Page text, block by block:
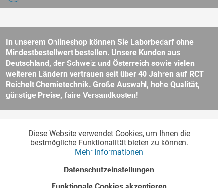
In unserem Onlineshop können Sie Laborbedarf ohne
Mindestbestellwert bestellen. Unsere Kunden aus
Deutschland, der Schweiz und Österreich sowie vielen
weiteren Ländern vertrauen seit über 40 Jahren auf RCT
Reichelt Chemietechnik. Große Auswahl, hohe Qualität,
günstige Preise, faire Versandkosten!
und ggf. Nachnahmegebühren, wenn nicht anders beschrieben.
Unser Webshop richtet sich an Unternehmer, öffentliche Institute und
andere gewerbliche Kunden im Sinne des § 14 BGB. Kein Verkauf an
für weitere Informationen.
Funktionale Aktiv
Diese Website verwendet Cookies, um Ihnen die
bestmögliche Funktionalität bieten zu können.
Mehr Informationen
Datenschutzeinstellungen